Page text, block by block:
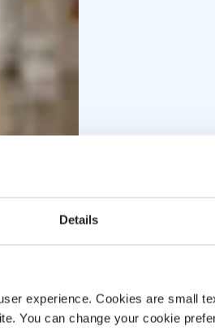
Details
experience. Cookies are small
You can change your cookie